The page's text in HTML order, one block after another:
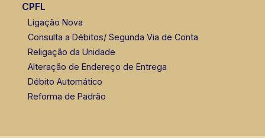
CPFL
Ligação Nova
Consulta a Débitos/ Segunda Via de Conta
Religação da Unidade
Alteração de Endereço de Entrega
Débito Automático
Reforma de Padrão